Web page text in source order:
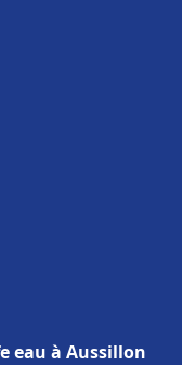
eau à Aussillon